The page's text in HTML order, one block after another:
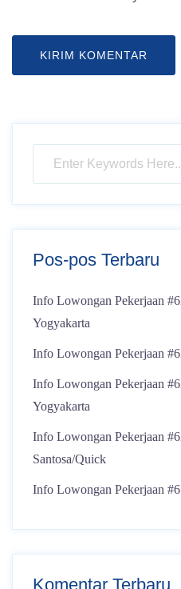
Pos-pos Terbaru
Info Lowongan Pekerjaan
Yogyakarta
Info Lowongan Pekerjaan
Info Lowongan Pekerjaan
Yogyakarta
Info Lowongan Pekerjaan
Santosa/Quick
Info Lowongan Pekerjaan
Komentar Terbaru